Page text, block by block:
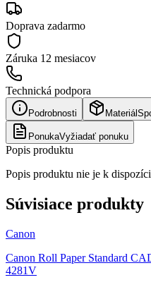
Doprava zadarmo
Záruka 12 mesiacov
Technická podpora
Podrobnosti Materiál
PonukaVyžiadať ponuku
Popis produktu
Popis produktu nie je k
Súvisiace produkty
Canon
Canon Roll Paper Standard
4281V